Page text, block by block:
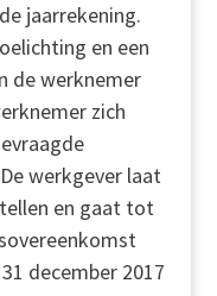
jaarrekening.
en een
de werknemer
zich
werkgever laat
en gaat tot
december 2017